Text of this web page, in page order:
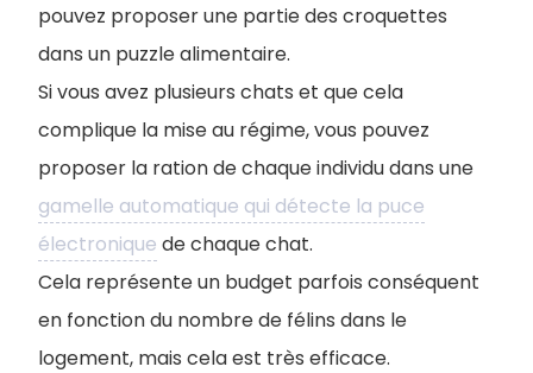
pouvez proposer une partie des croquettes
dans un puzzle alimentaire.
Si vous avez plusieurs chats et que cela
complique la mise au régime, vous pouvez
proposer la ration de chaque individu dans une
gamelle automatique qui détecte la puce
électronique de chaque chat.
Cela représente un budget parfois conséquent
en fonction du nombre de félins dans le
logement, mais cela est très efficace.